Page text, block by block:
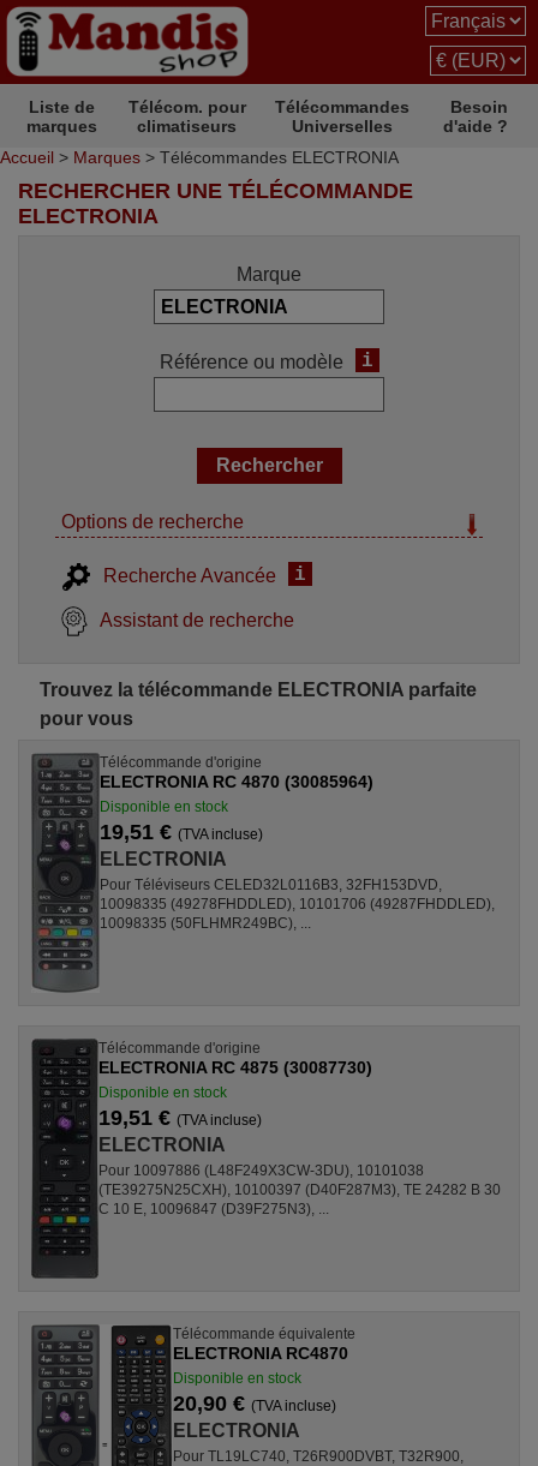
Liste de
marques
Télécom. pour
climatiseurs
Télécommandes
Universelles
Besoin
d'aide ?
Accueil > Marques > Télécommandes ELECTRONIA
RECHERCHER UNE TÉLÉCOMMANDE
ELECTRONIA
Marque
Référence ou modèle i
Options de recherche
Recherche Avancée i
Assistant de recherche
Trouvez la télécommande ELECTRONIA parfaite
pour vous
Télécommande d'origine
ELECTRONIA RC 4870 (30085964)
Disponible en stock
19,51 € (TVA incluse)
ELECTRONIA
Pour Téléviseurs CELED32L0116B3, 32FH153DVD,
10098335 (49278FHDDLED), 10101706 (49287FHDDLED),
10098335 (50FLHMR249BC), ...
Télécommande d'origine
ELECTRONIA RC 4875 (30087730)
Disponible en stock
19,51 € (TVA incluse)
ELECTRONIA
Pour 10097886 (L48F249X3CW-3DU), 10101038
(TE39275N25CXH), 10100397 (D40F287M3), TE 24282 B 30
C 10 E, 10096847 (D39F275N3), ...
Télécommande équivalente
ELECTRONIA RC4870
Disponible en stock
20,90 €(TVA incluse)
ELECTRONIA
Pour TL19LC740, T26R900DVBT, T32R900,